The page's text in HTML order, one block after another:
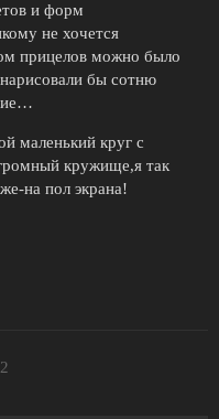
и форм
не хочется
прицелов можно было
бы сотню
маленький круг с
кружище,я так
на пол экрана!